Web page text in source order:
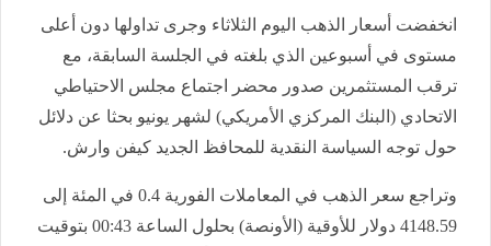
انخفضت ⁠أسعار الذهب اليوم الثلاثاء وجرى تداولها دون أعلى
مستوى في أسبوعين ⁠الذي بلغته في الجلسة السابقة، مع
ترقب المستثمرين صدور محضر اجتماع مجلس الاحتياطي
الاتحادي (البنك المركزي الأمريكي) لشهر يونيو بحثا ‌عن دلائل
حول توجه السياسة النقدية للمحافظ الجديد كيفن وارش.
وتراجع سعر الذهب في المعاملات الفورية 0.4 في المئة إلى
4148.59 دولار للأوقية (الأونصة) بحلول الساعة 00:43 بتوقيت